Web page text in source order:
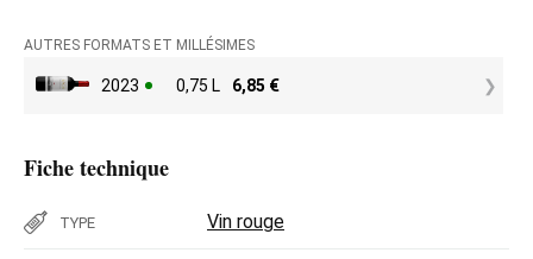
AUTRES FORMATS ET MILLÉSIMES
2023 0,75 L 6,85 €
Fiche technique
TYPE Vin rouge